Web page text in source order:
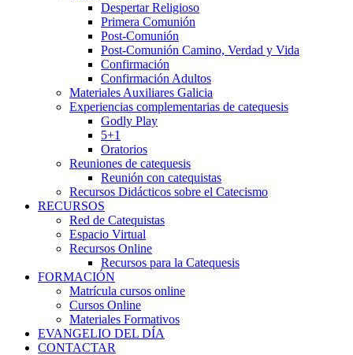
Despertar Religioso
Primera Comunión
Post-Comunión
Post-Comunión Camino, Verdad y Vida
Confirmación
Confirmación Adultos
Materiales Auxiliares Galicia
Experiencias complementarias de catequesis
Godly Play
5+1
Oratorios
Reuniones de catequesis
Reunión con catequistas
Recursos Didácticos sobre el Catecismo
RECURSOS
Red de Catequistas
Espacio Virtual
Recursos Online
Recursos para la Catequesis
FORMACIÓN
Matrícula cursos online
Cursos Online
Materiales Formativos
EVANGELIO DEL DÍA
CONTACTAR